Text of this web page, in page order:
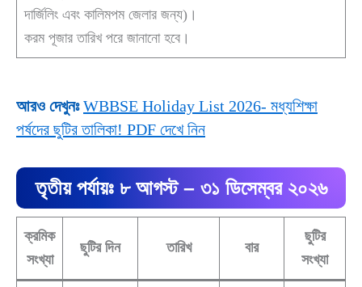
দার্জিলিং এবং কালিমপম জেলার জন্য)।
করম পূজার তারিখ পরে জানানো হবে।
আরও দেখুনঃ WBBSE Holiday List 2026- মধ্যশিক্ষা
পর্ষদের ছুটির তালিকা! PDF দেখে নিন
তৃতীয় পর্যায়ঃ ৮ আগস্ট – ৩১ ডিসেম্বর ২০২৬
ক্রমিক
সংখ্যা
ছুটির দিন তারিখ বার
ছুটির
সংখ্যা